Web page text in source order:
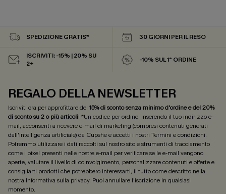
SPEDIZIONE GRATIS* 30 GIORNI PER IL RESO
ISCRIVITI: -15% | 20% SU
2+
-10% SUL 1° ORDINE
REGALO DELLA NEWSLETTER
Iscriviti ora per approfittare del 15% di sconto senza minimo d'ordine e del 20%
di sconto su 2 o più articoli! *Un codice per ordine. Inserendo il tuo indirizzo e-
mail, acconsenti a ricevere e-mail di marketing (compresi contenuti generati
dall'intelligenza artificiale) da Cupshe e accetti i nostri Termini e condizioni.
Potremmo utilizzare i dati raccolti sul nostro sito e strumenti di tracciamento
come i pixel presenti nelle nostre e-mail per verificare se le e-mail vengono
aperte, valutare il livello di coinvolgimento, personalizzare contenuti e offerte e
consigliarti prodotti che potrebbero interessarti, il tutto come descritto nella
nostra Informativa sulla privacy. Puoi annullare l'iscrizione in qualsiasi
momento.